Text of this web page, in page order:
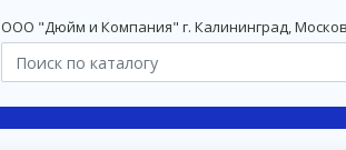
OOO "Дюйм и Компания" г. Калининград,